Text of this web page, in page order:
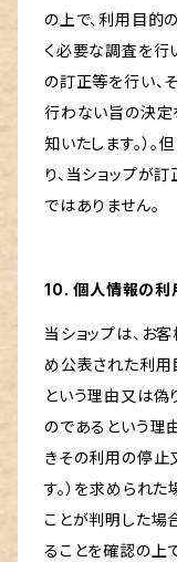
の上で、利用目的
く必要な調査を行
の訂正等を行い、
行わない旨の決定
知いたします。）
り、当ショップが
ではありません。
10. 個人情報の利
当ショップは、お
め公表された利用
という理由又は偽
のであるという理
きその利用の停止
す。）を求められ
ことが判明した場
ることを確認の上